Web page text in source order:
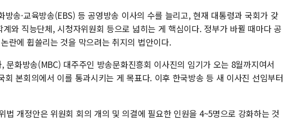
방송·교육방송(EBS) 등 공영방송 이사의 수를 늘리고, 현재 대통령과 국회가 갖
와 직능단체, 시청자위원회 등으로 넓히는 게 핵심이다. 정부가 바뀔 때마다 공
란에 휩쓸리는 것을 막으려는 취지의 법안이다.
문화방송(MBC) 대주주인 방송문화진흥회 이사진의 임기가 오는 8월까지여서
회 본회의에서 이를 통과시키는 게 목표다. 이후 한국방송 등 새 이사진 선임부터
법 개정안은 위원회 회의 개의 및 의결에 필요한 인원을 4~5명으로 강화하는 것